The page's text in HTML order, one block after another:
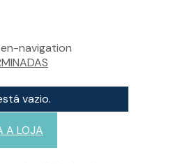
vazio.
A LOJA